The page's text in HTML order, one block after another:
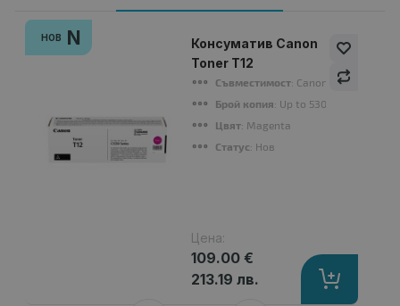
НОВ N
Консуматив Canon
Toner T12
Съвместимост: Canon C1330 series
Брой копия: Up to 5300 pages
Цвят: Magenta
Статус: Нов
Цена:
109.00 €
213.19 лв.